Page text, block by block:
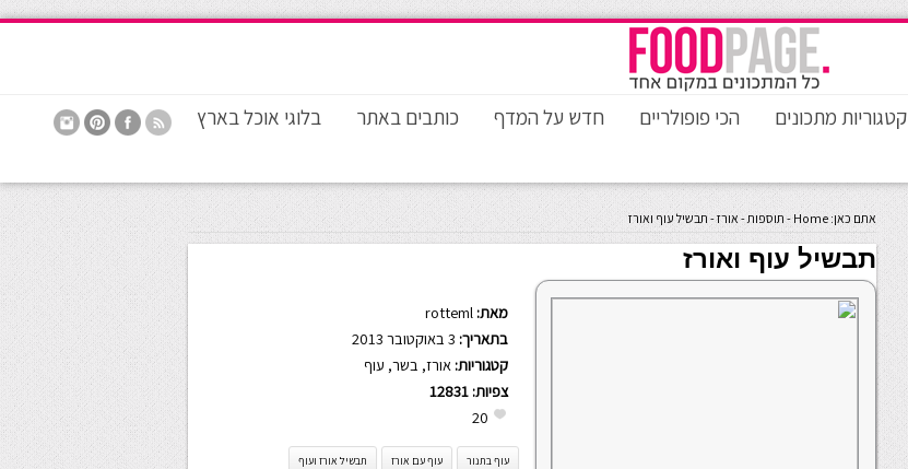
קטגוריות מתכונים הכי פופולריים חדש על המדף כותבים באתר בלוגי אוכל בארץ
אתם כאן: Home
- תוספות-אורז- תבשיל עוף ואורז
תבשיל עוף ואורז
מאת: rotteml
בתאריך:
קטגוריות: אורז, בשר, עוף
צפיות: 12831
20
עוף בתנור עוף עם אורז תבשיל אורז ועוף